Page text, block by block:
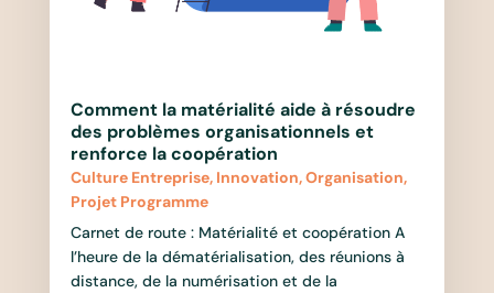
Comment la matérialité aide à résoudre
des problèmes organisationnels et
renforce la coopération
Culture Entreprise, Innovation,Organisation,
Projet Programme
Carnet de route : Matérialité et coopération A
l’heure de la dématérialisation, des réunions à
distance, de la numérisation et de la